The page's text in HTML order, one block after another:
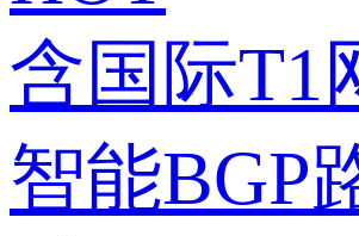
含国际T1
智能BGP